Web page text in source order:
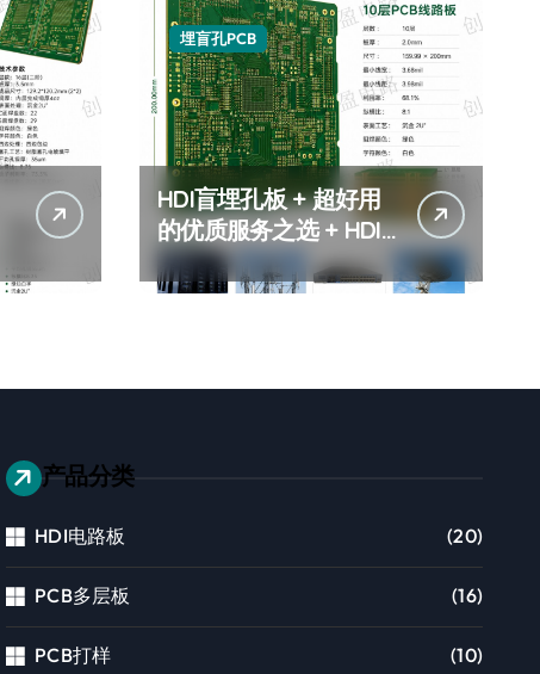
埋盲孔PCB
HDI盲埋孔板 + 超好用
的优质服务之选 + HDI
盲埋孔板服务商
产品分类
HDI电路板 (20)
PCB多层板 (16)
PCB打样 (10)